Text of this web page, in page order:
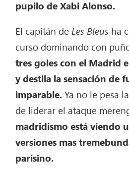
pupilo de Xabi Alonso.
El capitán de Les Bleus ha
curso dominando con
tres goles con el Madrid
y destila la sensación de
imparable.Ya no le pesa
de liderar el ataque
madridismo está viendo
versiones mas
parisino.